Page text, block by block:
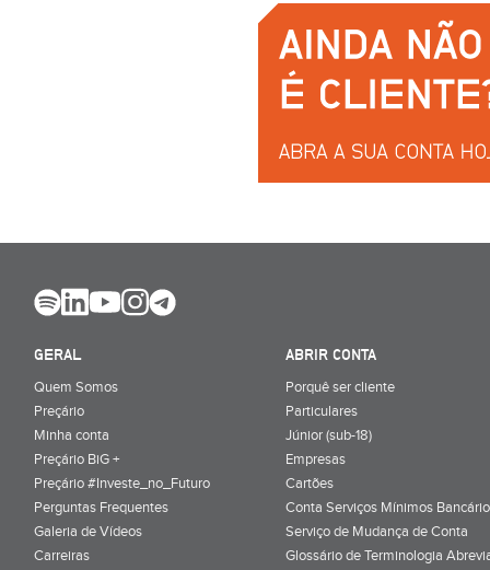
GERAL
Quem Somos
Preçário
Minha conta
Preçário BiG +
Preçário #Investe_no_Futuro
Perguntas Frequentes
Galeria de Vídeos
Carreiras
ABRIR CONTA
Porquê ser cliente
Particulares
Júnior (sub-18)
Empresas
Cartões
Conta Serviços Mínimos
Serviço de Mudança de Conta
Glossário de Terminologia